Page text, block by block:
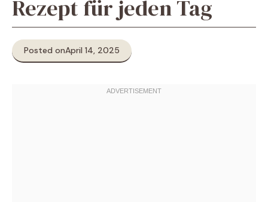
Rezept für jeden Tag
Posted onApril 14, 2025